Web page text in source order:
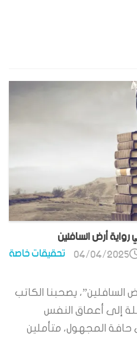
رواية أرض السافلين
تحقيقات خاصة 04/04/2025
السافلين”، يصحبنا الكاتب
إلى أعماق النفس
حافة المجهول، متأملين